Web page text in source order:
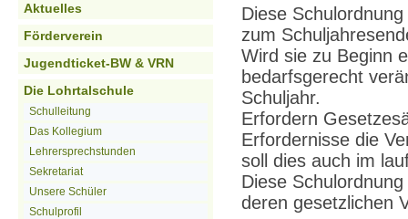
Aktuelles
Förderverein
Jugendticket-BW & VRN
Die Lohrtalschule
Schulleitung
Das Kollegium
Lehrersprechstunden
Sekretariat
Unsere Schüler
Schulprofil
Diese
zum
Wird sie zu Beginn
bedarfsgerecht
Schuljahr.
Erfordern
Erfordernisse die
soll dies auch im
Diese
deren gesetzlichen